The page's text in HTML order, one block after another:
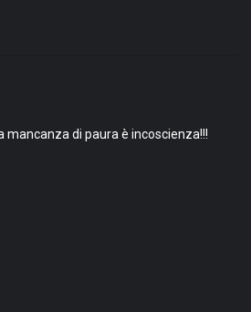
mancanza di paura è incoscienza!!!